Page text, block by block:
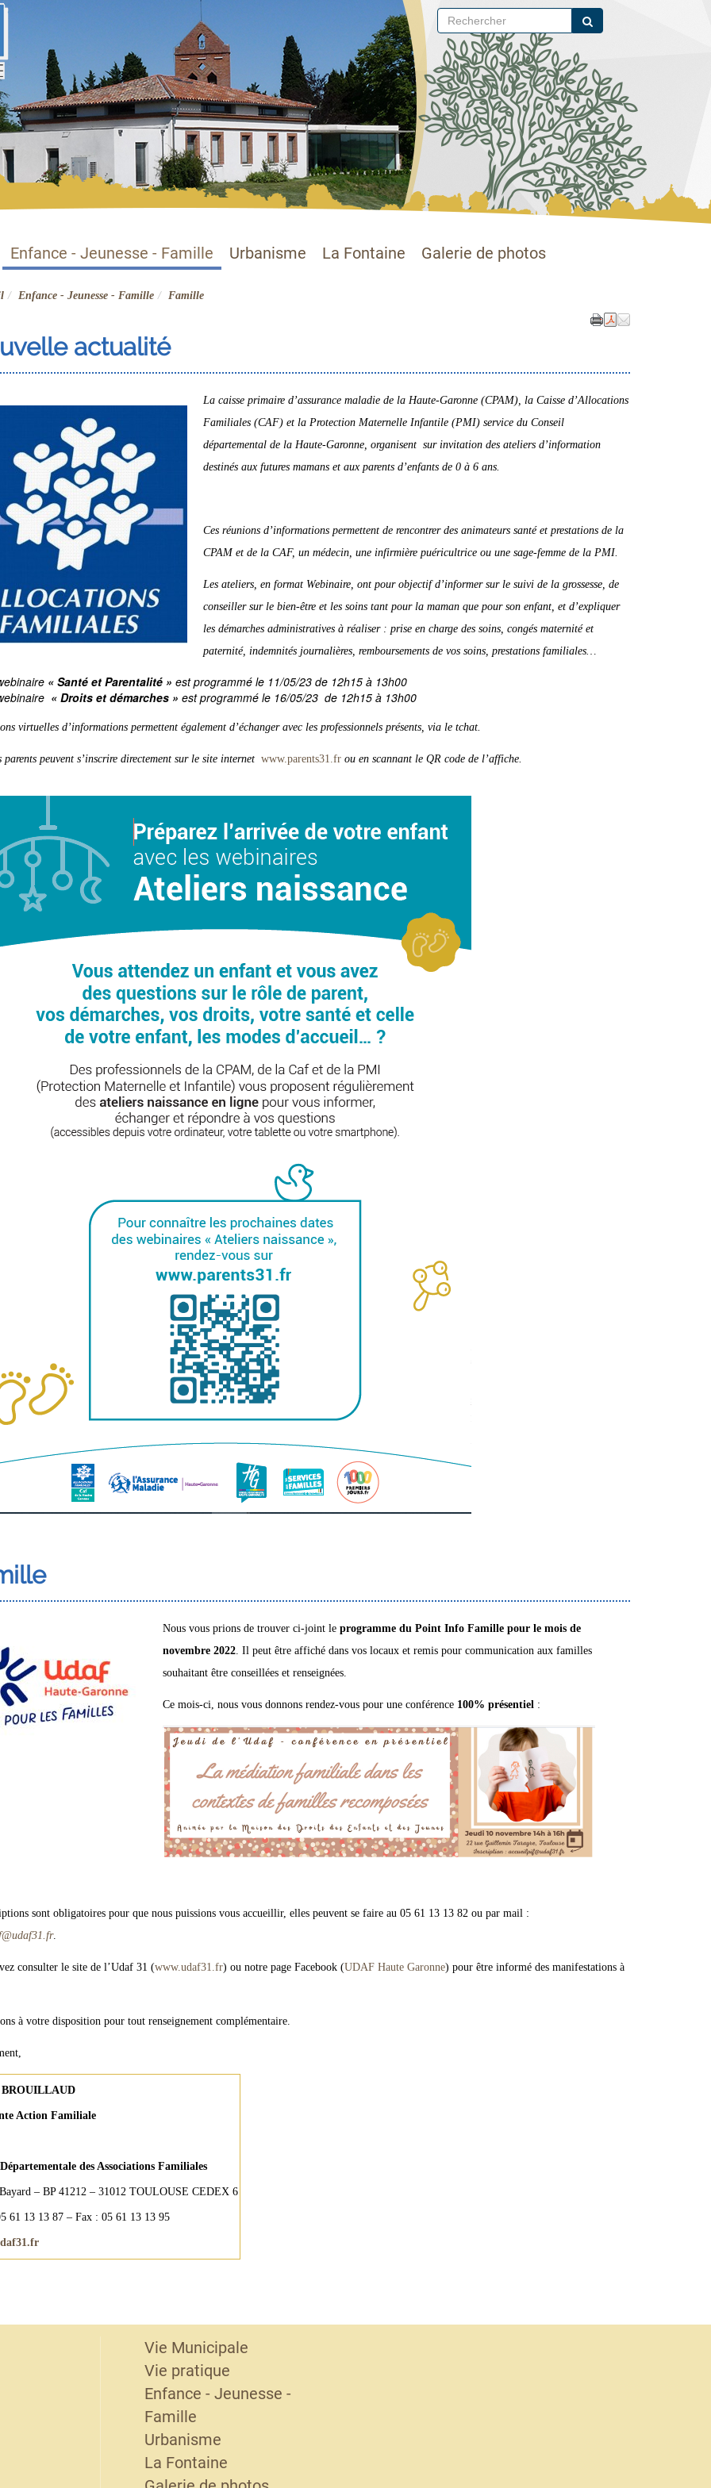
Enfance - Jeunesse - Famille Urbanisme La Fontaine Galerie de photos
Enfance - Jeunesse - Famille Famille
actualité
La caisse primaire d’assurance maladie de la Haute-Garonne (CPAM), la Caisse d’Allocations
Familiales (CAF) et la Protection Maternelle Infantile (PMI) service du Conseil
départemental de la Haute-Garonne, organisent sur invitation des ateliers d’information
destinés aux futures mamans et aux parents d’enfants de 0 à 6 ans.
Ces réunions d’informations permettent de rencontrer des animateurs santé et prestations de la
CPAM et de la CAF, un médecin, une infirmière puéricultrice ou une sage-femme de la PMI.
Les ateliers, en format Webinaire, ont pour objectif d’informer sur le suivi de la grossesse, de
conseiller sur le bien-être et les soins tant pour la maman que pour son enfant, et d’expliquer
les démarches administratives à réaliser : prise en charge des soins, congés maternité et
paternité, indemnités journalières, remboursements de vos soins, prestations familiales…
« Santé et Parentalité » est programmé le 11/05/23 de 12h15 à 13h00
« Droits et démarches » est programmé le 16/05/23 de 12h15 à 13h00
virtuelles d’informations permettent également d’échanger avec les professionnels présents, via le tchat.
parents peuvent s’inscrire directement sur le site internet www.parents31.frou en scannant le QR code de l’affiche.
Nous vous prions de trouver ci-joint le programme du Point Info Famille pour le mois de
novembre 2022. Il peut être affiché dans vos locaux et remis pour communication aux familles
souhaitant être conseillées et renseignées.
Ce mois-ci, nous vous donnons rendez-vous pour une conférence 100% présentiel :
sont obligatoires pour que nous puissions vous accueillir, elles peuvent se faire au 05 61 13 13 82 ou par mail :
.
consulter le site de l’Udaf 31 (www.udaf31.fr) ou notre page Facebook (UDAF Haute Garonne) pour être informé des manifestations à
à votre disposition pour tout renseignement complémentaire.
Action Familiale
des Associations Familiales
– BP 41212 – 31012 TOULOUSE CEDEX 6
61 13 13 87 – Fax : 05 61 13 13 95
Vie Municipale
Vie pratique
Enfance - Jeunesse -
Famille
Urbanisme
La Fontaine